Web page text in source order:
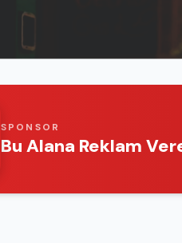
SPONSOR
Bu Alana Reklam